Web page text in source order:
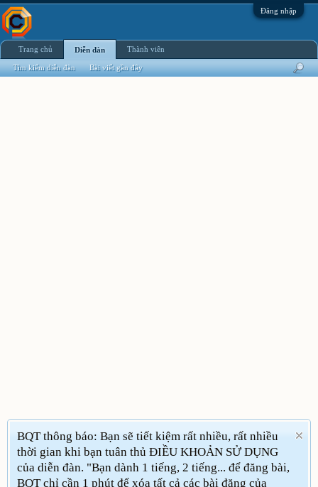
Đăng nhập
BQT thông báo: Bạn sẽ tiết kiệm rất nhiều, rất nhiều
thời gian khi bạn tuân thủ ĐIỀU KHOẢN SỬ DỤNG
của diễn đàn. "Bạn dành 1 tiếng, 2 tiếng... để đăng bài,
BQT chỉ cần 1 phút để xóa tất cả các bài đăng của
Trang chủ Diễn đàn
Tìm kiếm diễn đàn Bài viết gần đây
Thành viên